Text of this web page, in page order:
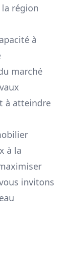
région
à
marché
à atteindre
à la
invitons